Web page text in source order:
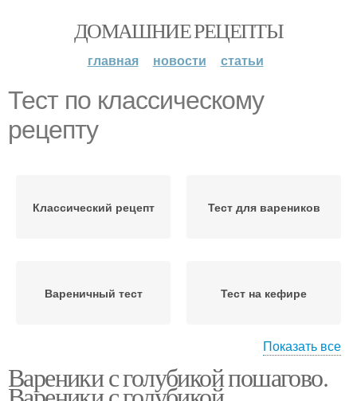
ДОМАШНИЕ РЕЦЕПТЫ
главная новости статьи
Тест по классическому
рецепту
Классический рецепт Тест для вареников
Вареничный тест Тест на кефире
Рецепт для заморозки Заварной тест
Показать все
Вареники с голубикой пошагово.